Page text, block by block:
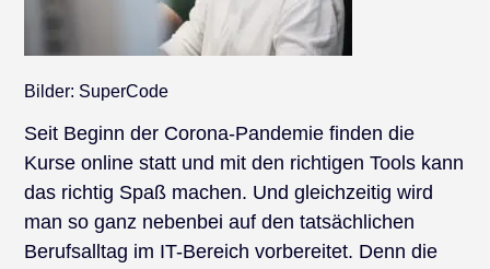
Bilder: SuperCode
Seit Beginn der Corona-Pandemie finden die
Kurse online statt und mit den richtigen Tools kann
das richtig Spaß machen. Und gleichzeitig wird
man so ganz nebenbei auf den tatsächlichen
Berufsalltag im IT-Bereich vorbereitet. Denn die